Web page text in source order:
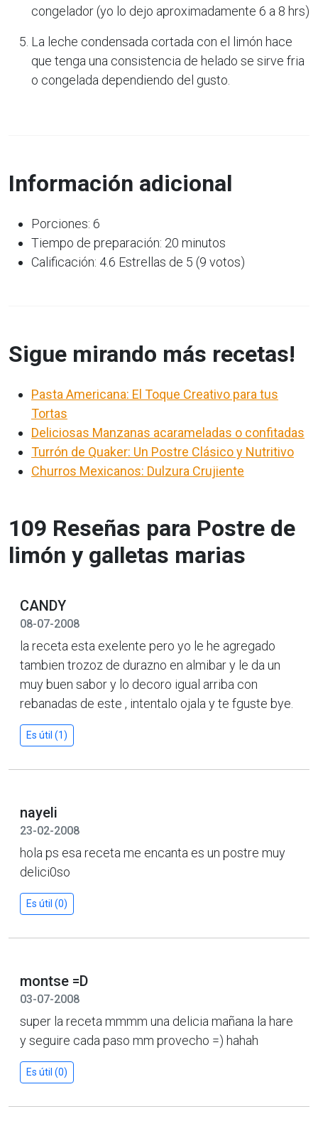
congelador (yo lo dejo aproximadamente 6 a 8 hrs)
La leche condensada cortada con el limón hace
que tenga una consistencia de helado se sirve fria
o congelada dependiendo del gusto.
Información adicional
Porciones: 6
Tiempo de preparación: 20 minutos
Calificación: 4.6 Estrellas de 5 (9 votos)
Sigue mirando más recetas!
Pasta Americana: El Toque Creativo para tus
Tortas
Deliciosas Manzanas acarameladas o confitadas
Turrón de Quaker: Un Postre Clásico y Nutritivo
Churros Mexicanos: Dulzura Crujiente
109 Reseñas para Postre de
limón y galletas marias
CANDY
08-07-2008
la receta esta exelente pero yo le he agregado
tambien trozoz de durazno en almibar y le da un
muy buen sabor y lo decoro igual arriba con
rebanadas de este , intentalo ojala y te fguste bye.
Es útil (1)
nayeli
23-02-2008
hola ps esa receta me encanta es un postre muy
delici0so
Es útil (0)
montse =D
03-07-2008
super la receta mmmm una delicia mañana la hare
y seguire cada paso mm provecho =) hahah
Es útil (0)